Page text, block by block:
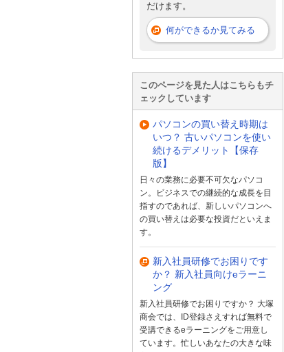
だけます。
何ができるか見てみる
このページを見た人はこちらもチ
ェックしています
パソコンの買い替え時期は
いつ？ 古いパソコンを使い
続けるデメリット【保存
版】
日々の業務に必要不可欠なパソコ
ン。ビジネスでの継続的な成長を目
指すのであれば、新しいパソコンへ
の買い替えは必要な投資だといえま
す。
新入社員研修でお困りです
か？ 新入社員向けeラーニ
ング
新入社員研修でお困りですか？ 大塚
商会では、ID登録さえすれば無料で
受講できるeラーニングをご用意し
ています。忙しいあなたの大きな味